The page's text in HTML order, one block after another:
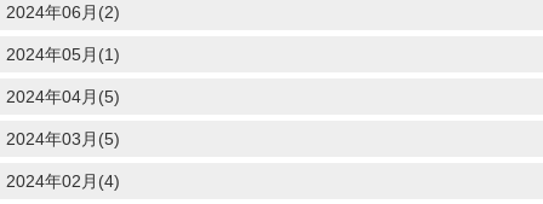
2024年06月(2)
2024年05月(1)
2024年04月(5)
2024年03月(5)
2024年02月(4)